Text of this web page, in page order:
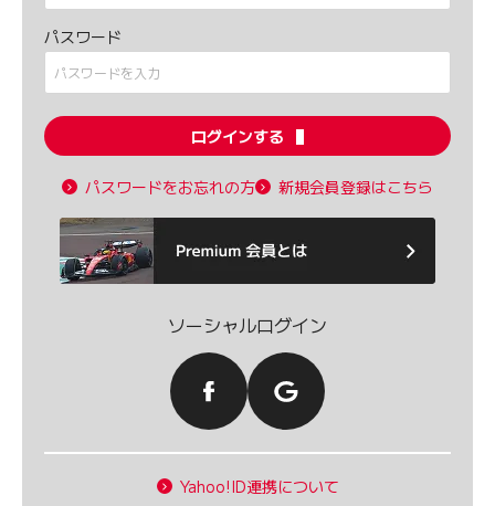
パスワード
ログインする
パスワードをお忘れの方 新規会員登録はこちら
ソーシャルログイン
Yahoo!ID連携について